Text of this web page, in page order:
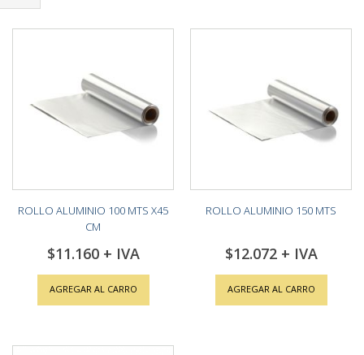
ROLLO ALUMINIO 100 MTS X45
CM
$11.160
AGREGAR AL CARRO
ROLLO ALUMINIO 150 MTS
$12.072
AGREGAR AL CARRO
Shop
By